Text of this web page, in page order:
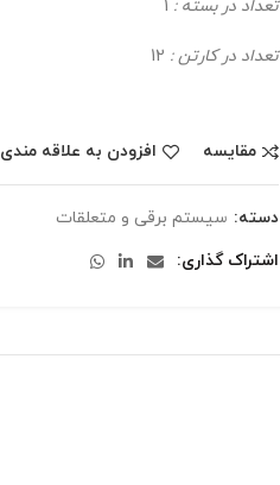
تعداد در بسته :
تعداد در کارتن :
مقایسه افزودن به علاقه مندی
دسته: سیستم برقی و متعلقات
اشتراک گذاری